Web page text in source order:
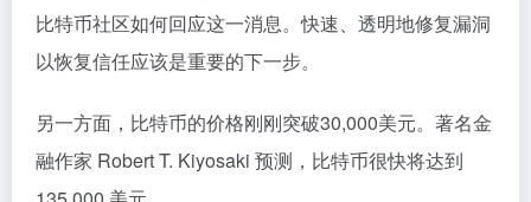
比特币社区如何回应这一消息。快速、透明地修复漏洞
以恢复信任应该是重要的下一步。
另一方面，比特币的价格刚刚突破30,000美元。著名金
融作家 Robert T. Kiyosaki 预测，比特币很快将达到